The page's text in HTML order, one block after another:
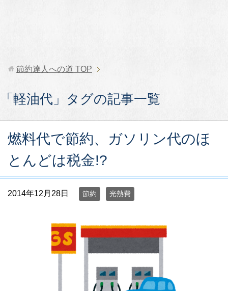
節約達人への道 TOP
「軽油代」タグの記事一覧
燃料代で節約、ガソリン代のほ
とんどは税金!?
2014年12月28日 節約 光熱費